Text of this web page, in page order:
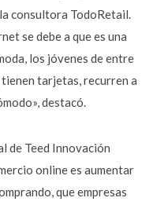
consultora TodoRetail.
se debe a que es una
los jóvenes de entre
tarjetas, recurren a
destacó.
de Teed Innovación
online es aumentar
que empresas